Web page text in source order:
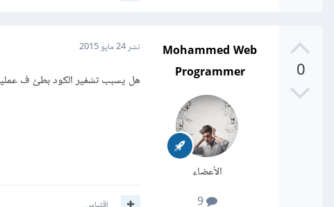
0
Mohammed Web
Programmer
الأعضاء
9
نشر24 مايو 2015
هل يسبب تشفير الكود بطئ ف